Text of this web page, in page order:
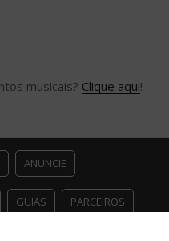
musicais? Clique aqui!
ANUNCIE
GUIAS PARCEIROS